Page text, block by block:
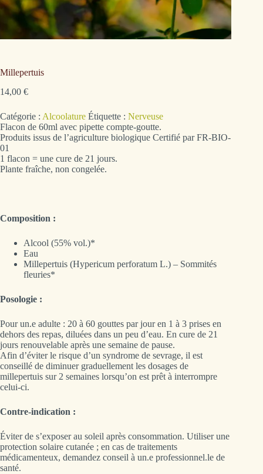
Millepertuis
14,00 €
Catégorie : Alcoolature Étiquette : Nerveuse
Flacon de 60ml avec pipette compte-goutte.
Produits issus de l’agriculture biologique Certifié par FR-BIO-
01
1 flacon = une cure de 21 jours.
Plante fraîche, non congelée.
Composition :
Alcool (55% vol.)*
Eau
Millepertuis (Hypericum perforatum L.) – Sommités
fleuries*
Posologie :
Pour un.e adulte : 20 à 60 gouttes par jour en 1 à 3 prises en
dehors des repas, diluées dans un peu d’eau. En cure de 21
jours renouvelable après une semaine de pause.
Afin d’éviter le risque d’un syndrome de sevrage, il est
conseillé de diminuer graduellement les dosages de
millepertuis sur 2 semaines lorsqu’on est prêt à interrompre
celui-ci.
Contre-indication :
Éviter de s’exposer au soleil après consommation. Utiliser une
protection solaire cutanée ; en cas de traitements
médicamenteux, demandez conseil à un.e professionnel.le de
santé.